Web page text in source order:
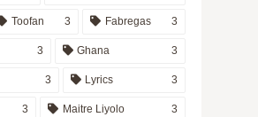
Toofan 3 Fabregas 3
3 Ghana 3
3 Lyrics 3
3 Maitre Liyolo 3